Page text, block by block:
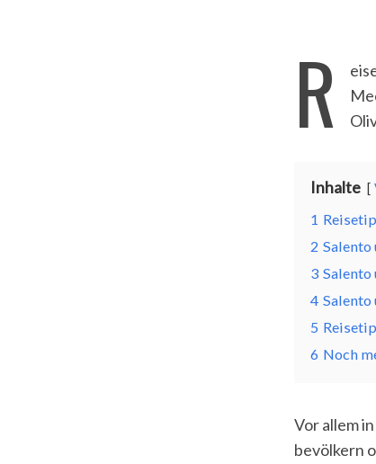
R
Inhalte
1
2 Salento
3 Salento
4 Salento
5
6 Noch
Vor allem
bevölkern